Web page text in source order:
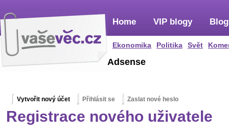
Home
Ekonomika Politika Svět
VIP blogy
Adsense
Vytvořit nový účet Přihlásit se Zaslat nové heslo
Registrace nového uživatele